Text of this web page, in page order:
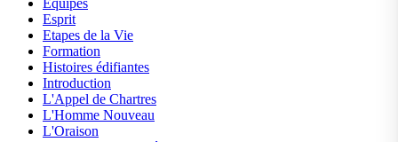
Equipes
Esprit
Etapes de la Vie
Formation
Histoires édifiantes
Introduction
L'Appel de Chartres
L'Homme Nouveau
L'Oraison